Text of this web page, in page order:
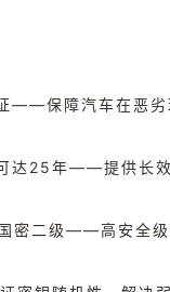
保障汽车在恶劣
达25年——提供长
二级——高安全级